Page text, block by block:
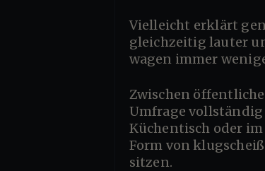
Vielleicht erklärt genau das, weshalb viele Bürger heute den Eindruck haben, öffentliche Debatten seien
gleichzeitig lauter
wagen immer
Zwischen öffentlicher Zustimmung und privatem Zweifel öffnet sich eine stille Lücke, die in keiner
Umfrage
Küchentisch oder
Form von
sitzen.